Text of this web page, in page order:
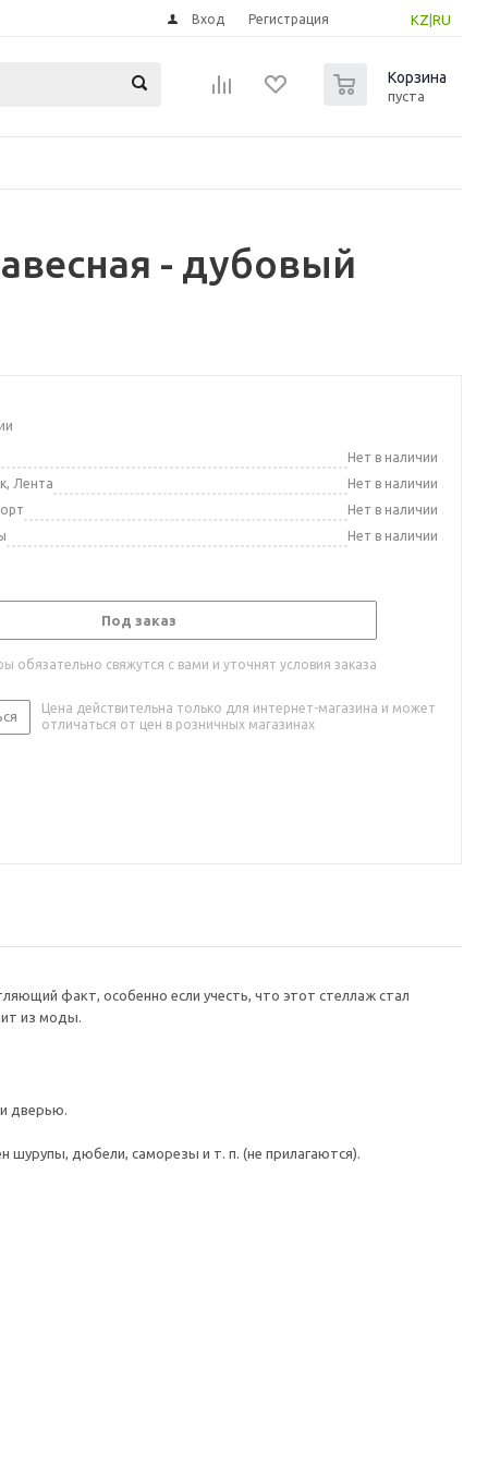
KZ RU
Вход Регистрация
Корзина
пуста
- дубовый
Нет в наличии
Лента
Нет в наличии
Нет в наличии
Нет в наличии
Под заказ
обязательно свяжутся с вами и уточнят условия заказа
Цена действительна только для интернет-магазина и может
отличаться от цен в розничных магазинах
факт, особенно если учесть, что этот стеллаж стал
из моды.
дверью.
дюбели, саморезы и т. п. (не прилагаются).